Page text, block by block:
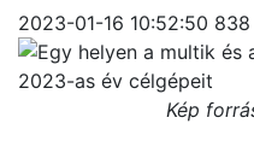
2023-01-16 10:52:50 838
Kép